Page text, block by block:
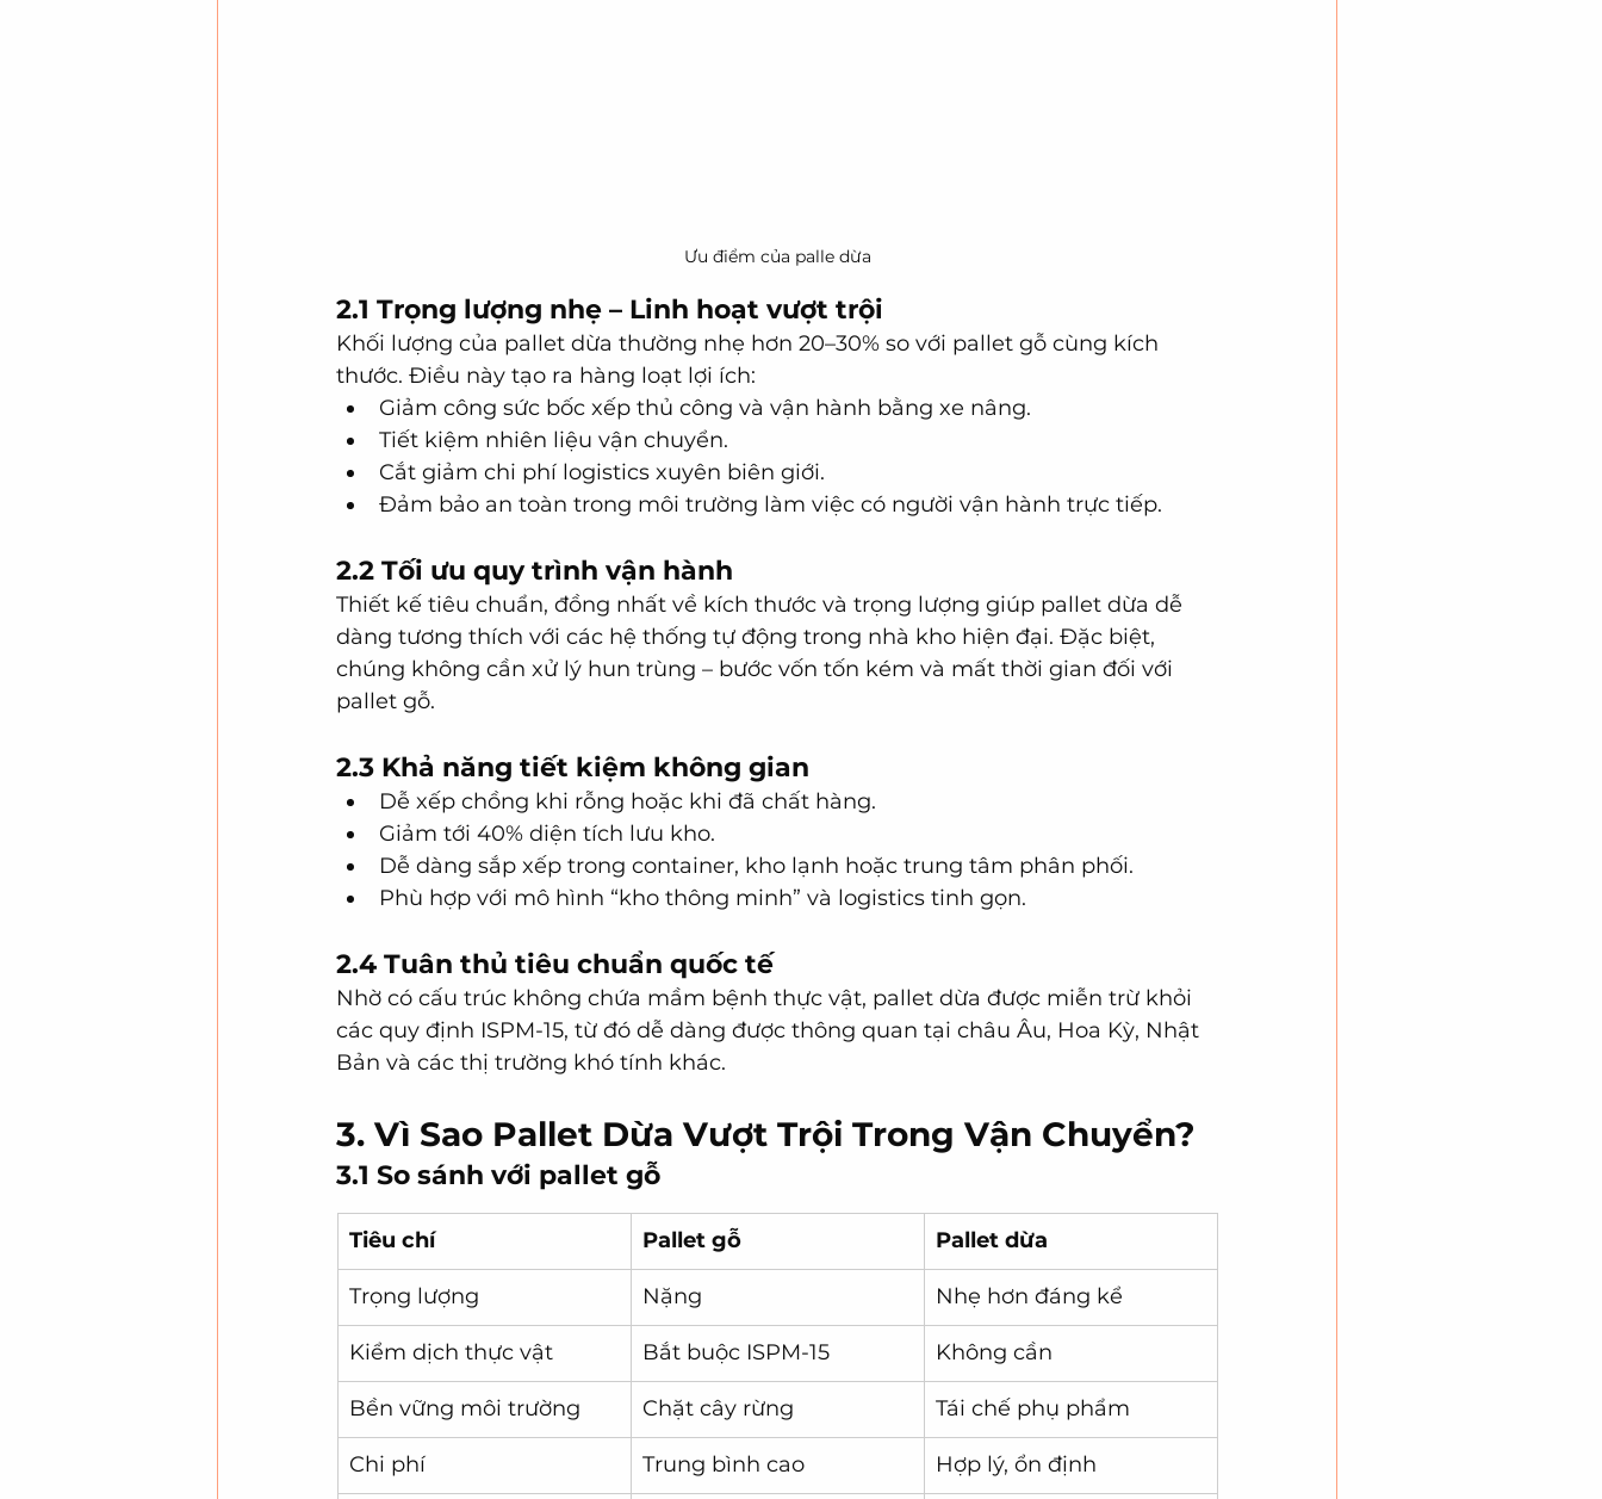
Ưu điểm của palle dừa
2.1 Trọng lượng nhẹ – Linh hoạt vượt trội
Khối lượng của pallet dừa thường nhẹ hơn 20–30% so với pallet gỗ cùng kích
thước. Điều này tạo ra hàng loạt lợi ích:
Giảm công sức bốc xếp thủ công và vận hành bằng xe nâng.
Tiết kiệm nhiên liệu vận chuyển.
Cắt giảm chi phí logistics xuyên biên giới.
Đảm bảo an toàn trong môi trường làm việc có người vận hành trực tiếp.
2.2 Tối ưu quy trình vận hành
Thiết kế tiêu chuẩn, đồng nhất về kích thước và trọng lượng giúp pallet dừa dễ
dàng tương thích với các hệ thống tự động trong nhà kho hiện đại. Đặc biệt,
chúng không cần xử lý hun trùng – bước vốn tốn kém và mất thời gian đối với
pallet gỗ.
2.3 Khả năng tiết kiệm không gian
Dễ xếp chồng khi rỗng hoặc khi đã chất hàng.
Giảm tới 40% diện tích lưu kho.
Dễ dàng sắp xếp trong container, kho lạnh hoặc trung tâm phân phối.
Phù hợp với mô hình “kho thông minh” và logistics tinh gọn.
2.4 Tuân thủ tiêu chuẩn quốc tế
Nhờ có cấu trúc không chứa mầm bệnh thực vật, pallet dừa được miễn trừ khỏi
các quy định ISPM-15, từ đó dễ dàng được thông quan tại châu Âu, Hoa Kỳ, Nhật
Bản và các thị trường khó tính khác.
3. Vì Sao Pallet Dừa Vượt Trội Trong Vận Chuyển?
3.1 So sánh với pallet gỗ
Tiêu chí Pallet gỗ Pallet dừa
Trọng lượng Nặng Nhẹ hơn đáng kể
Kiểm dịch thực vật Bắt buộc ISPM-15 Không cần
Bền vững môi trường Chặt cây rừng Tái chế phụ phẩm
Chi phí Trung bình cao Hợp lý, ổn định